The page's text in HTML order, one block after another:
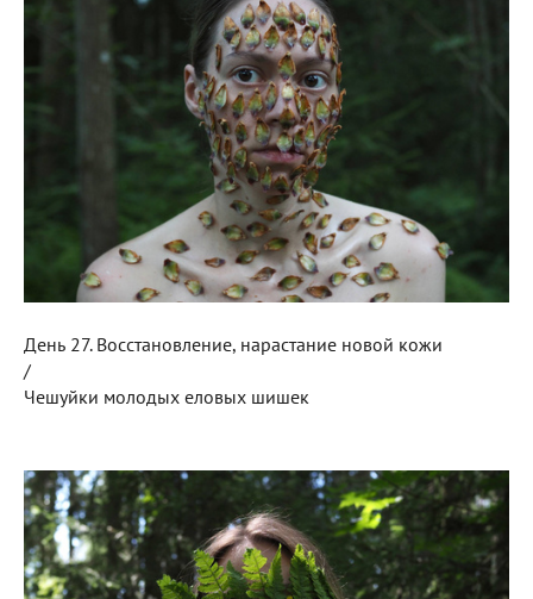
День 27. Восстановление, нарастание новой кожи
/
Чешуйки молодых еловых шишек